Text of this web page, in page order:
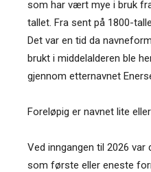
som har vært mye i bruk
tallet. Fra sent på 1800-
Det var en tid da
brukt i middelalderen ble
gjennom etternavnet
Foreløpig er navnet lite
Ved inngangen til 2026
som første eller eneste